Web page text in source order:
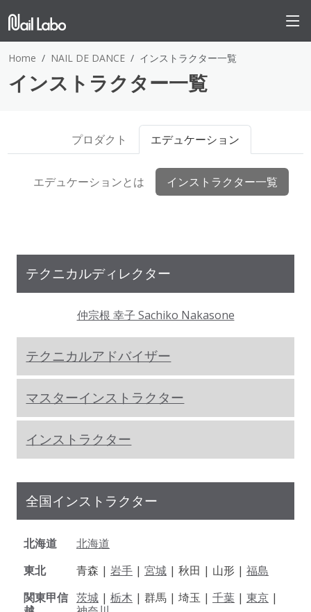
Home NAIL DE DANCE インストラクター一覧
インストラクター一覧
プロダクト エデュケーション
エデュケーションとは インストラクター一覧
テクニカルディレクター
仲宗根 幸子 Sachiko Nakasone
テクニカルアドバイザー
マスターインストラクター
インストラクター
全国インストラクター
北海道
北海道
東北
青森 | 岩手 | 宮城 | 秋田 | 山形 | 福島
関東甲信 茨城 | 栃木 | 群馬 | 埼玉 | 千葉 | 東京 |